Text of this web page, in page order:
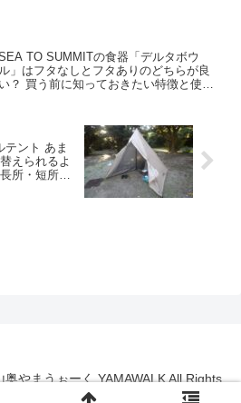
TO SUMMITの食器「デルタボウ
ル」はフタなしとフタありのどちらが良
い？ 買う前に知っておきたい特徴と使用
テント あま
えられるよ
所・短所・
やまうぉーく YAMAWALK All Rights